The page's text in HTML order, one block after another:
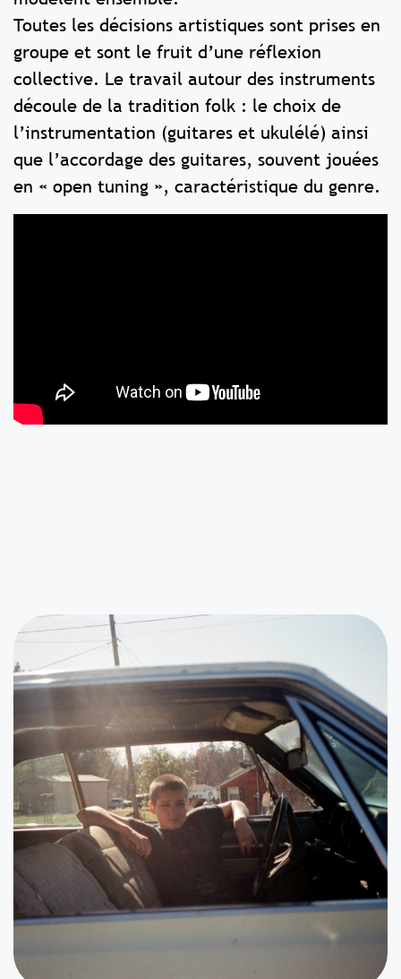
Toutes les décisions artistiques sont prises en
groupe et sont le fruit d’une réflexion
collective. Le travail autour des instruments
découle de la tradition folk : le choix de
l’instrumentation (guitares et ukulélé) ainsi
que l’accordage des guitares, souvent jouées
en « open tuning », caractéristique du genre.